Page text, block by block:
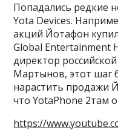
Попадались редкие
Yota Devices.
акций Йотафон
Global Entertainment
директор
Мартынов, этот шаг
нарастить продажи
что YotaPhone 2там
https://